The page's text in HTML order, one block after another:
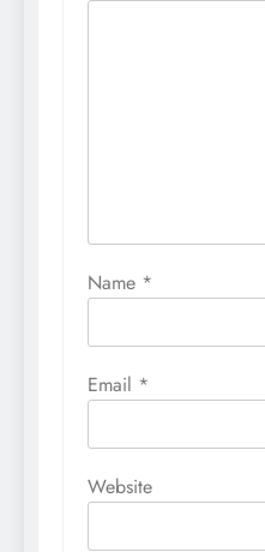
Name *
Email *
Website